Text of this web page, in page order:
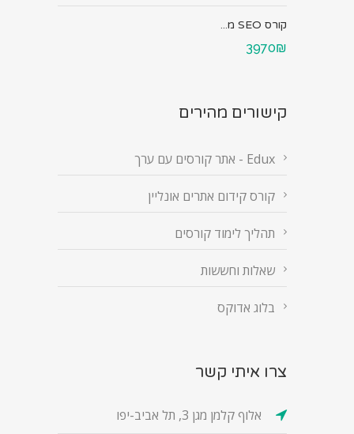
קורס SEO מ...
3970₪
קישורים מהירים
Edux - אתר קורסים עם ערך
קורס קידום אתרים אונליין
תהליך לימוד קורסים
שאלות וחששות
בלוג אדוקס
צרו איתי קשר
אלוף קלמן מגן 3, תל אביב-יפו